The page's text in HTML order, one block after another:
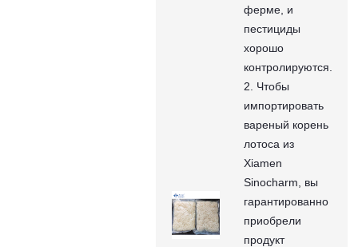
ферме, и
пестициды
хорошо
контролируются.
2. Чтобы
импортировать
вареный корень
лотоса из
Xiamen
Sinocharm, вы
гарантированно
приобрели
продукт